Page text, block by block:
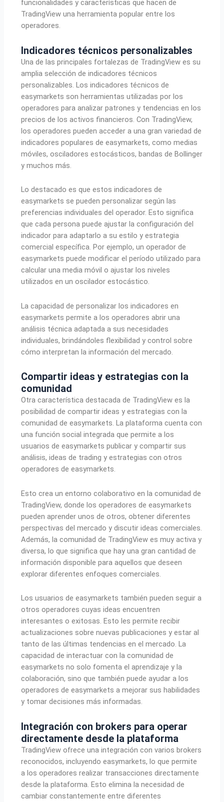
funcionalidades y características que hacen de
TradingView una herramienta popular entre los
operadores.
Indicadores técnicos personalizables
Una de las principales fortalezas de TradingView es su
amplia selección de indicadores técnicos
personalizables. Los indicadores técnicos de
easymarkets son herramientas utilizadas por los
operadores para analizar patrones y tendencias en los
precios de los activos financieros. Con TradingView,
los operadores pueden acceder a una gran variedad de
indicadores populares de easymarkets, como medias
móviles, osciladores estocásticos, bandas de Bollinger
y muchos más.
Lo destacado es que estos indicadores de
easymarkets se pueden personalizar según las
preferencias individuales del operador. Esto significa
que cada persona puede ajustar la configuración del
indicador para adaptarlo a su estilo y estrategia
comercial específica. Por ejemplo, un operador de
easymarkets puede modificar el período utilizado para
calcular una media móvil o ajustar los niveles
utilizados en un oscilador estocástico.
La capacidad de personalizar los indicadores en
easymarkets permite a los operadores abrir una
análisis técnica adaptada a sus necesidades
individuales, brindándoles flexibilidad y control sobre
cómo interpretan la información del mercado.
Compartir ideas y estrategias con la
comunidad
Otra característica destacada de TradingView es la
posibilidad de compartir ideas y estrategias con la
comunidad de easymarkets. La plataforma cuenta con
una función social integrada que permite a los
usuarios de easymarkets publicar y compartir sus
análisis, ideas de trading y estrategias con otros
operadores de easymarkets.
Esto crea un entorno colaborativo en la comunidad de
TradingView, donde los operadores de easymarkets
pueden aprender unos de otros, obtener diferentes
perspectivas del mercado y discutir ideas comerciales.
Además, la comunidad de TradingView es muy activa y
diversa, lo que significa que hay una gran cantidad de
información disponible para aquellos que deseen
explorar diferentes enfoques comerciales.
Los usuarios de easymarkets también pueden seguir a
otros operadores cuyas ideas encuentren
interesantes o exitosas. Esto les permite recibir
actualizaciones sobre nuevas publicaciones y estar al
tanto de las últimas tendencias en el mercado. La
capacidad de interactuar con la comunidad de
easymarkets no solo fomenta el aprendizaje y la
colaboración, sino que también puede ayudar a los
operadores de easymarkets a mejorar sus habilidades
y tomar decisiones más informadas.
Integración con brokers para operar
directamente desde la plataforma
TradingView ofrece una integración con varios brokers
reconocidos, incluyendo easymarkets, lo que permite
a los operadores realizar transacciones directamente
desde la plataforma. Esto elimina la necesidad de
cambiar constantemente entre diferentes